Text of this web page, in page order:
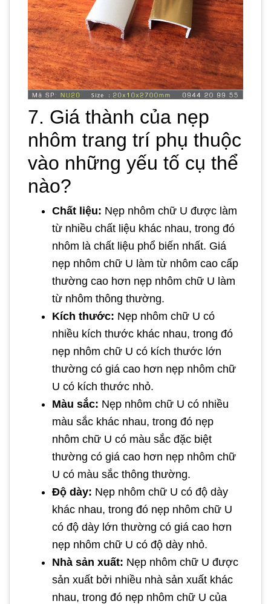
7. Giá thành của nẹp
nhôm trang trí phụ thuộc
vào những yếu tố cụ thể
nào?
Chất liệu: Nẹp nhôm chữ U được làm
từ nhiều chất liệu khác nhau, trong đó
nhôm là chất liệu phổ biến nhất. Giá
nẹp nhôm chữ U làm từ nhôm cao cấp
thường cao hơn nẹp nhôm chữ U làm
từ nhôm thông thường.
Kích thước: Nẹp nhôm chữ U có
nhiều kích thước khác nhau, trong đó
nẹp nhôm chữ U có kích thước lớn
thường có giá cao hơn nẹp nhôm chữ
U có kích thước nhỏ.
Màu sắc: Nẹp nhôm chữ U có nhiều
màu sắc khác nhau, trong đó nẹp
nhôm chữ U có màu sắc đặc biệt
thường có giá cao hơn nẹp nhôm chữ
U có màu sắc thông thường.
Độ dày: Nẹp nhôm chữ U có độ dày
khác nhau, trong đó nẹp nhôm chữ U
có độ dày lớn thường có giá cao hơn
nẹp nhôm chữ U có độ dày nhỏ.
Nhà sản xuất: Nẹp nhôm chữ U được
sản xuất bởi nhiều nhà sản xuất khác
nhau, trong đó nẹp nhôm chữ U của